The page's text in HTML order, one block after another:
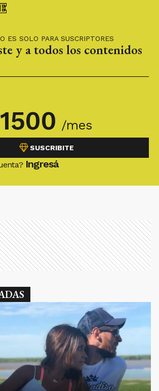
ES SOLO PARA SUSCRIPTORES
y a todos los contenidos
1500 /mes
SUSCRIBITE
Ingresá